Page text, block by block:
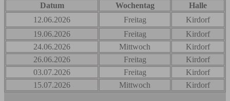
Datum Wochentag
Halle
12.06.2026
Freitag
Kirdorf
19.06.2026
Freitag
Kirdorf
24.06.2026
Mittwoch
Kirdorf
26.06.2026
Freitag
Kirdorf
03.07.2026
Freitag
Kirdorf
15.07.2026
Mittwoch Kirdorf